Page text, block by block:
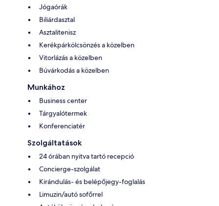
Jógaórák
Biliárdasztal
Asztalitenisz
Kerékpárkölcsönzés a közelben
Vitorlázás a közelben
Búvárkodás a közelben
Munkához
Business center
Tárgyalótermek
Konferenciatér
Szolgáltatások
24 órában nyitva tartó recepció
Concierge-szolgálat
Kirándulás- és belépőjegy-foglalás
Limuzin/autó sofőrrel